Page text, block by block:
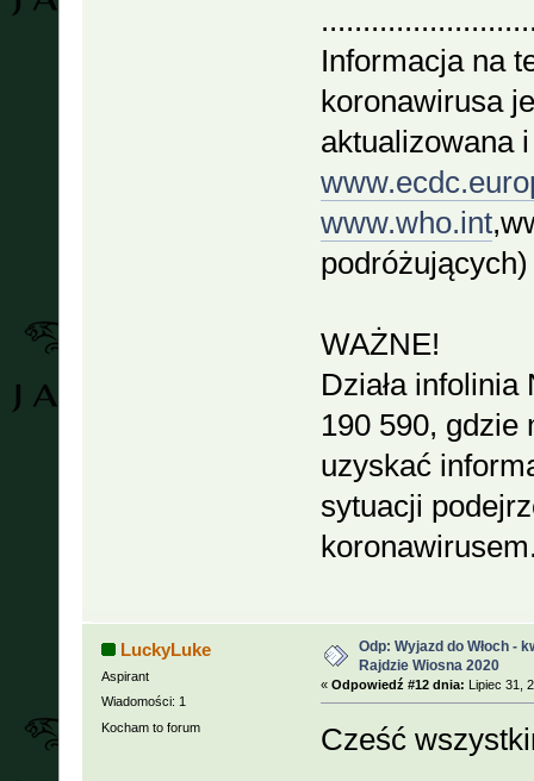
Informacja na
koronawirusa
aktualizowana
www.who.int
WAŻNE!
Działa
190 590, gdzie
uzyskać
sytuacji
LuckyLuke
Aspirant
Wiadomości: 1
Kocham to forum
Odp: Wyjazd do Włoch -
Rajdzie Wiosna 2020
« Odpowiedź #12 dnia: Lipiec 31,
Cześć